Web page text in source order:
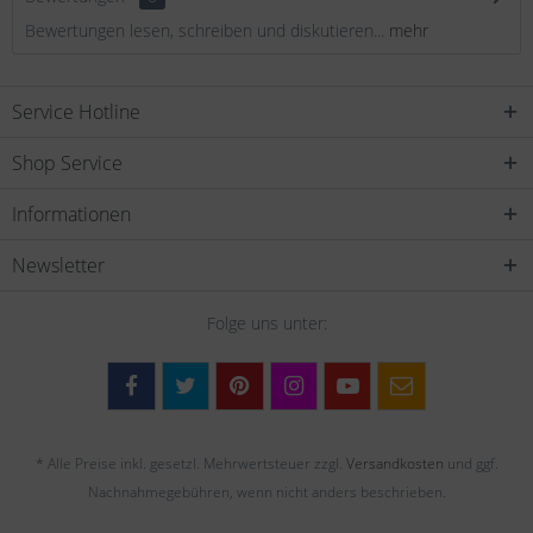
Bewertungen lesen, schreiben und diskutieren... mehr
Service Hotline
Shop Service
Informationen
Newsletter
Folge uns unter:
* Alle Preise inkl. gesetzl. Mehrwertsteuer zzgl. Versandkosten und ggf.
Nachnahmegebühren, wenn nicht anders beschrieben.